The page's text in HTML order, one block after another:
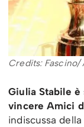
Credits: Fascino/
Giulia Stabile è
vincere Amici
indiscussa